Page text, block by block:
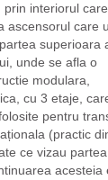
prin interiorul
ascensorul care
superioara
unde se afla o
modulara,
cu 3 etaje,
pentru
(practic
ce vizau